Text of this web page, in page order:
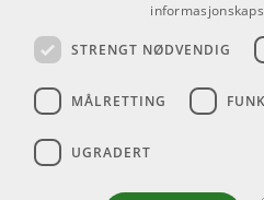
STRENGT NØDVENDIG
MÅLRETTING
UGRADERT